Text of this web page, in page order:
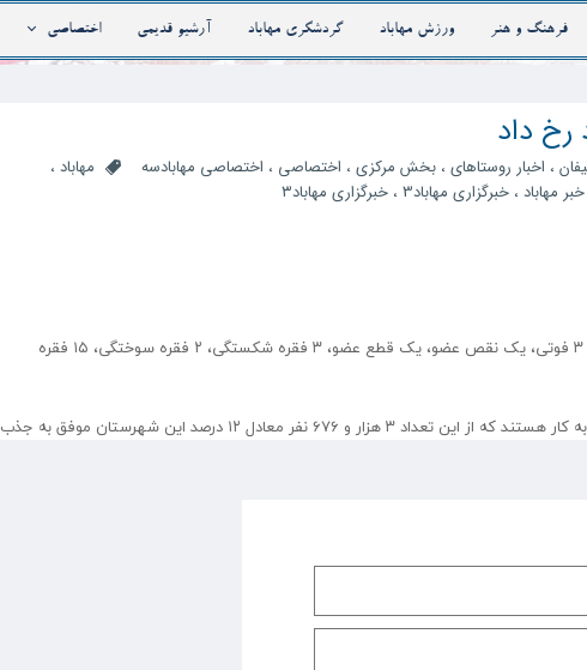
فرهنگ و هنر ورزش مهاباد گردشگری مهاباد آرشیو قدیمی اختصاصی
، اخبار روستاهای ،بخش مرکزی ، اختصاصی ، اختصاصی مهابادسه مهاباد ،
خبر مهاباد ،خبرگزاری مهاباد3 ،خبرگزاری مهاباد۳
از ابتدای سال جاری تاکنون، ۵۲ فقره حوادث رخ داده که شامل ۳ فوتی، یک نقص عضو، یک قطع عضو، ۳ فقره شکستگی، ۲ فقره سوختگی، ۱۵ فقره
در این شهرستان حدود ۵ هزار و ۵۰۰ کارگر ساختمانی مشغول به کار هستند که از این تعداد ۳ هزار و ۶۷۶ نفر معادل ۱۲ درصد این شهرستان موفق به جذب